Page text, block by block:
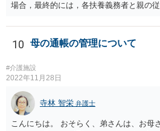
場合，最終的には，各扶養義務者と親の
します（審判）。審判においては，相談
成立前であればお父様も必ず当事者とし
と別居して関係が疎遠であったこと（弟
もらった程度が低いようならその旨も）
収支状況として余剰が少ないことなどを
示しつつ主張立証することが望ましいで
介護費については，平均的な金額が定め
が過度に高額な費用をかけようとしてい
10 母の通帳の管理について
#介護施設
2022年11月28日
寺林 智栄 弁護士
こんにちは。 おそらく、弟さんは、お母